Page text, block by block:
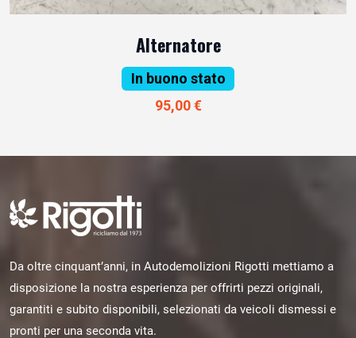
Alternatore
In buono stato
95,00 €
Da oltre cinquant’anni, in Autodemolizioni Rigotti mettiamo a
disposizione la nostra esperienza per offrirti pezzi originali,
garantiti e subito disponibili, selezionati da veicoli dismessi e
pronti per una seconda vita.